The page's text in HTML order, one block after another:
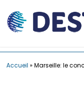
Accueil » Marseille: le